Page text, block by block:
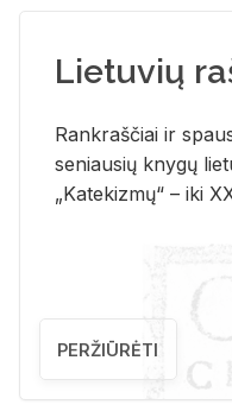
Lietuvių
Rank­raš­čiai ir
se­niau­sių kny­gų
„Ka­te­kiz­mų“ – iki
PERŽIŪRĖTI